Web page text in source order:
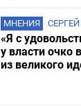
МНЕНИЯ
«Я с
у власти очко
из великого